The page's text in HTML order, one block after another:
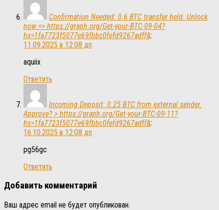
Confirmation Needed: 0.6 BTC transfer held. Unlock
now => https://graph.org/Get-your-BTC-09-04?
hs=1fa7723f5077e69fbbc0fefd9267adff&:
11.09.2025 в 12:08 дп
aquiix
Ответить
Incoming Deposit: 0.25 BTC from external sender.
Approve? > https://graph.org/Get-your-BTC-09-11?
hs=1fa7723f5077e69fbbc0fefd9267adff&:
16.10.2025 в 12:08 дп
pg56gc
Ответить
Добавить комментарий
Ваш адрес email не будет опубликован.